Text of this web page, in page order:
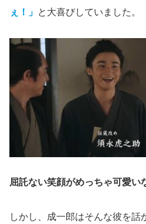
ぇ！」 と大喜びしていました。
屈託ない笑顔がめっちゃ可愛い
しかし、成一郎はそんな彼を話